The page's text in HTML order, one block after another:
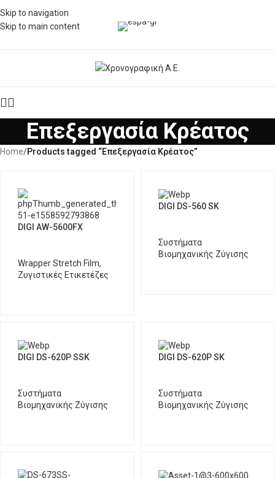
Skip to navigation
Skip to main content
Επεξεργασία Κρέατος
Home/Products tagged “Επεξεργασία Κρέατος”
DIGI AW-5600FX
Wrapper Stretch Film,
Ζυγιστικές Ετικετέζες
DIGI DS-560 SΚ
Συστήματα
Βιομηχανικής Ζύγισης
DIGI DS-620P SSΚ
Συστήματα
Βιομηχανικής Ζύγισης
DIGI DS-620P SΚ
Συστήματα
Βιομηχανικής Ζύγισης